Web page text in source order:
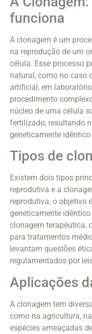
funciona
A clonagem é um
na reprodução de um
célula. Esse processo
natural, como no caso
artificial, em
procedimento
núcleo de uma célula
fertilizado, resultando
geneticamente
Tipos de
Existem dois tipos
reprodutiva e a
reprodutiva, o objetivo
geneticamente
clonagem terapêutica,
para tratamentos
levantam questões
regulamentados por
Aplicações
A clonagem tem
como na agricultura,
espécies ameaçadas